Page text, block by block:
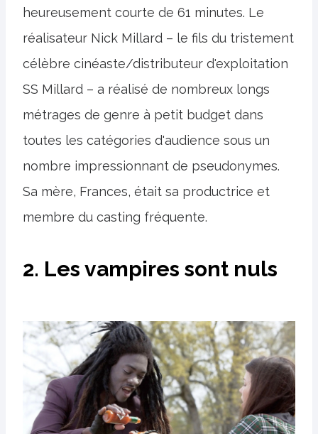
heureusement courte de 61 minutes. Le
réalisateur Nick Millard – le fils du tristement
célèbre cinéaste/distributeur d'exploitation
SS Millard – a réalisé de nombreux longs
métrages de genre à petit budget dans
toutes les catégories d'audience sous un
nombre impressionnant de pseudonymes.
Sa mère, Frances, était sa productrice et
membre du casting fréquente.
2. Les vampires sont nuls